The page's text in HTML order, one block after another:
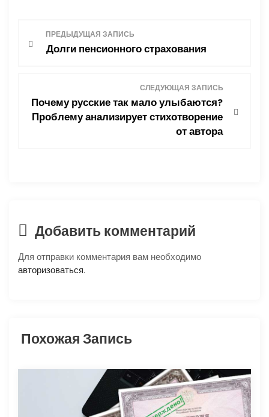
и
я
п
з
ПРЕДЫДУЩАЯ ЗАПИСЬ
Долги пенсионного страхования
СЛЕДУЮЩАЯ ЗАПИСЬ
Почему русские так мало улыбаются?
Проблему анализирует стихотворение
от автора
Добавить комментарий
Для отправки комментария вам необходимо
авторизоваться.
Похожая Запись